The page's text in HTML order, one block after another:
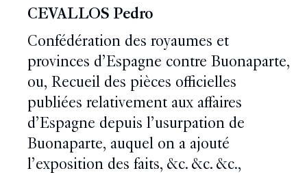
CEVALLOS Pedro
Confédération des royaumes et
provinces d’Espagne contre Buonaparte,
ou, Recueil des pièces officielles
publiées relativement aux affaires
d’Espagne depuis l’usurpation de
Buonaparte, auquel on a ajouté
l’exposition des faits, &c. &c. &c.,